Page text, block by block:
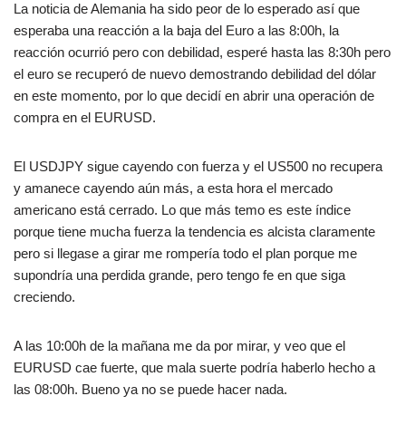
La noticia de Alemania ha sido peor de lo esperado así que
esperaba una reacción a la baja del Euro a las 8:00h, la
reacción ocurrió pero con debilidad, esperé hasta las 8:30h pero
el euro se recuperó de nuevo demostrando debilidad del dólar
en este momento, por lo que decidí en abrir una operación de
compra en el EURUSD.
El USDJPY sigue cayendo con fuerza y el US500 no recupera
y amanece cayendo aún más, a esta hora el mercado
americano está cerrado. Lo que más temo es este índice
porque tiene mucha fuerza la tendencia es alcista claramente
pero si llegase a girar me rompería todo el plan porque me
supondría una perdida grande, pero tengo fe en que siga
creciendo.
A las 10:00h de la mañana me da por mirar, y veo que el
EURUSD cae fuerte, que mala suerte podría haberlo hecho a
las 08:00h. Bueno ya no se puede hacer nada.